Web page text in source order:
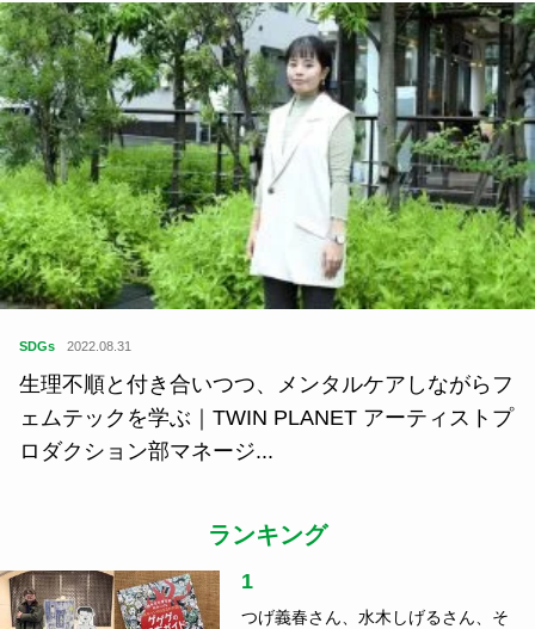
SDGs 2022.08.31
生理不順と付き合いつつ、メンタルケアしながらフ
ェムテックを学ぶ｜TWIN PLANET アーティストプ
ロダクション部マネージ...
ランキング
1
つげ義春さん、水木しげるさん、そ